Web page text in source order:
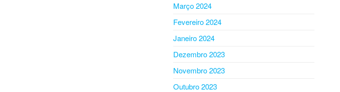
Março 2024
Fevereiro 2024
Janeiro 2024
Dezembro 2023
Novembro 2023
Outubro 2023